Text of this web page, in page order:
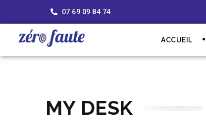
07 69 09 84 74
ACCUEIL
MY DESK